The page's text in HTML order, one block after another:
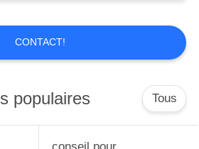
élevée rf
CONTACT!
populaires Tous